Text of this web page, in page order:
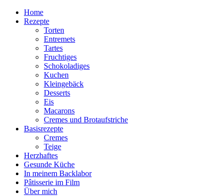
Home
Rezepte
Torten
Entremets
Tartes
Fruchtiges
Schokoladiges
Kuchen
Kleingebäck
Desserts
Eis
Macarons
Cremes und Brotaufstriche
Basisrezepte
Cremes
Teige
Herzhaftes
Gesunde Küche
In meinem Backlabor
Pâtisserie im Film
Über mich